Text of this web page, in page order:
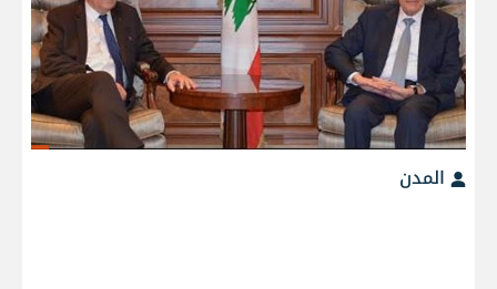
المدن